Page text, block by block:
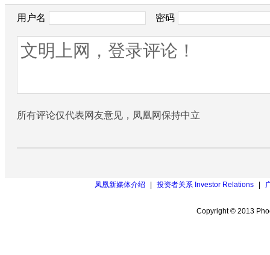
用户名 密码
所有评论仅代表网友意见，凤凰网保持中立
凤凰新媒体介绍 | 投资者关系 Investor Relations |
Copyright © 2013